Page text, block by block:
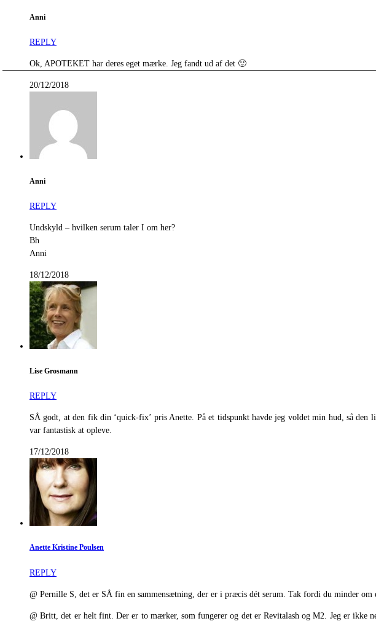
Anni
REPLY
Ok, APOTEKET har deres eget mærke. Jeg fandt ud af det 🙂
20/12/2018
Anni
REPLY
Undskyld – hvilken serum taler I om her?
Bh
Anni
18/12/2018
Lise Grosmann
REPLY
SÅ godt, at den fik din ‘quick-fix’ pris Anette. På et tidspunkt havde jeg voldet min hud, så den
var fantastisk at opleve.
17/12/2018
Anette Kristine Poulsen
REPLY
@ Pernille S, det er SÅ fin en sammensætning, der er i præcis dét serum. Tak fordi du minder om
@ Britt, det er helt fint. Der er to mærker, som fungerer og det er Revitalash og M2. Jeg er ikke